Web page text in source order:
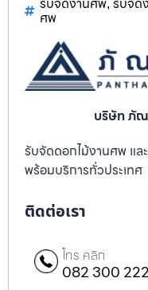
,
ศพ
บริษัท ภัณ
รับจัดดอกไม้งานศพ แล
พร้อมบริการทั่วประเทศ
ติดต่อเรา
โทร คลิก
082 300